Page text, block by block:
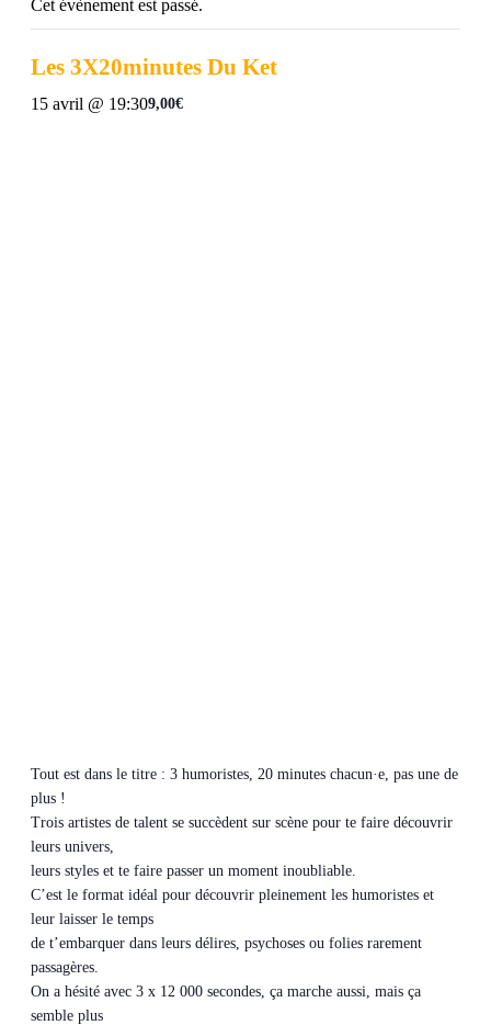
Cet évènement est passé.
Les 3X20minutes Du Ket
15 avril @ 19:309,00€
Tout est dans le titre : 3 humoristes, 20 minutes chacun·e, pas une de
plus !
Trois artistes de talent se succèdent sur scène pour te faire découvrir
leurs univers,
leurs styles et te faire passer un moment inoubliable.
C’est le format idéal pour découvrir pleinement les humoristes et
leur laisser le temps
de t’embarquer dans leurs délires, psychoses ou folies rarement
passagères.
On a hésité avec 3 x 12 000 secondes, ça marche aussi, mais ça
semble plus